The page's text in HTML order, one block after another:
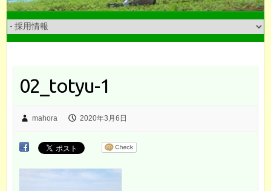
02_totyu-1
mahora 2020年3月6日